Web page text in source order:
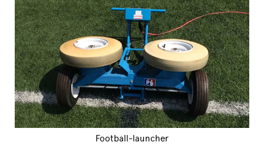
Football-launcher